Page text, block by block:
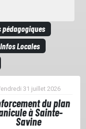
pédagogiques
Infos Locales
31 juillet 2026
du plan
à Sainte-
Savine